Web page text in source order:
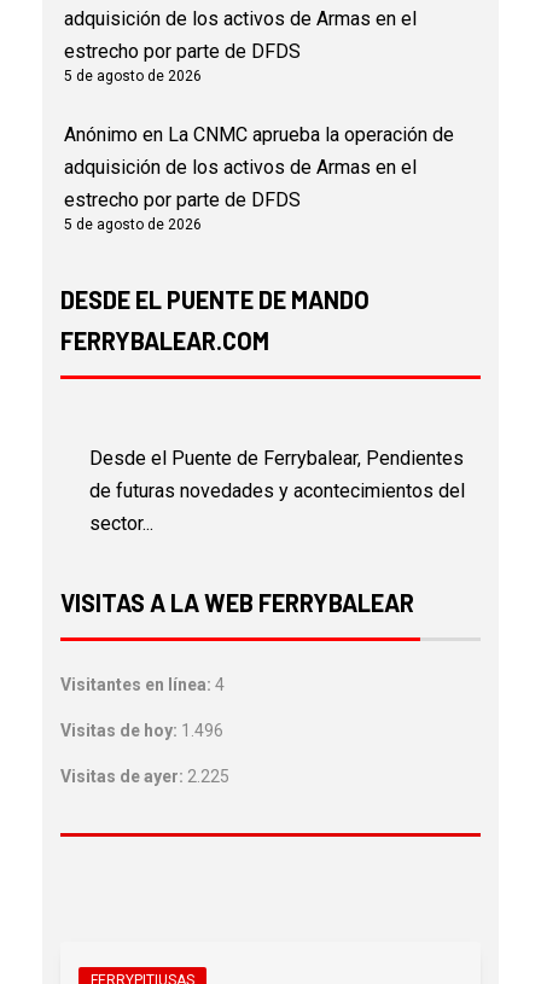
adquisición de los activos de Armas en el
estrecho por parte de DFDS
5 de agosto de 2026
Anónimo en La CNMC aprueba la operación de
adquisición de los activos de Armas en el
estrecho por parte de DFDS
5 de agosto de 2026
DESDE EL PUENTE DE MANDO
FERRYBALEAR.COM
Desde el Puente de Ferrybalear, Pendientes
de futuras novedades y acontecimientos del
sector...
VISITAS A LA WEB FERRYBALEAR
Visitantes en línea: 4
Visitas de hoy: 1.496
Visitas de ayer: 2.225
FERRYPITIUSAS